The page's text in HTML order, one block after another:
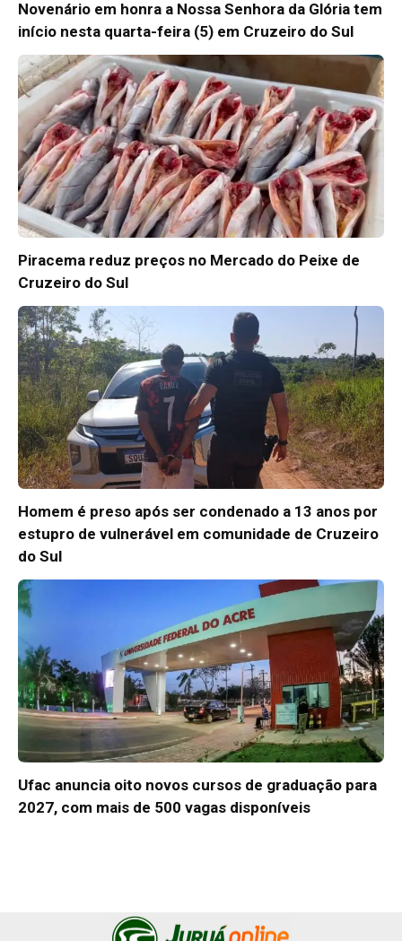
Novenário em honra a Nossa Senhora da Glória tem
início nesta quarta-feira (5) em Cruzeiro do Sul
Piracema reduz preços no Mercado do Peixe de
Cruzeiro do Sul
Homem é preso após ser condenado a 13 anos por
estupro de vulnerável em comunidade de Cruzeiro
do Sul
Ufac anuncia oito novos cursos de graduação para
2027, com mais de 500 vagas disponíveis